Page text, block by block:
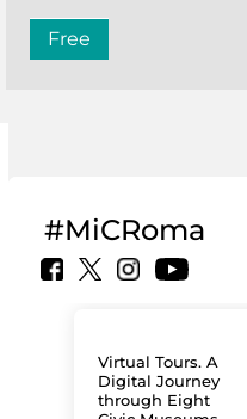
Free
#MiCRoma
Virtual Tours. A
Digital Journey
through Eight